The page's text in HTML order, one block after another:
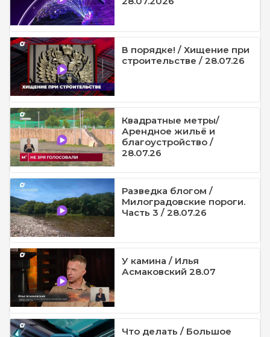
В порядке! / Хищение при
строительстве / 28.07.26
Квадратные метры/
Арендное жильё и
благоустройство /
28.07.26
Разведка блогом /
Милоградовские пороги.
Часть 3 / 28.07.26
У камина / Илья
Асмаковский 28.07
Что делать / Большое